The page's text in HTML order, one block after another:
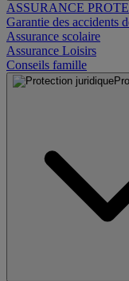
ASSURANCE
Garantie des accidents
Assurance scolaire
Assurance Loisirs
Conseils famille